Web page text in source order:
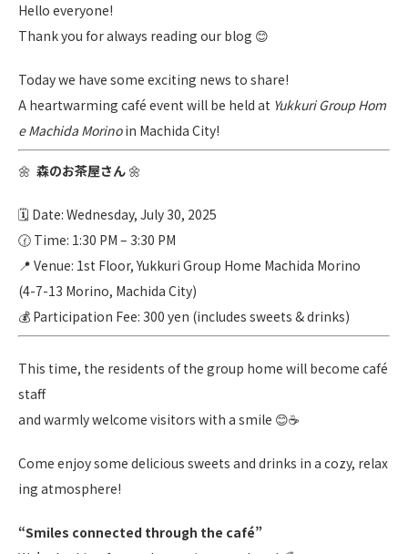
Hello everyone!
Thank you for always reading our blog 😊
Today we have some exciting news to share!
A heartwarming café event will be held at Yukkuri Group Hom
e Machida Morinoin Machida City!
🌼 森のお茶屋さん🌼
🗓 Date: Wednesday, July 30, 2025
🕜 Time: 1:30 PM – 3:30 PM
📍 Venue: 1st Floor, Yukkuri Group Home Machida Morino
(4-7-13 Morino, Machida City)
💰 Participation Fee: 300 yen (includes sweets & drinks)
This time, the residents of the group home will become café
staff
and warmly welcome visitors with a smile 😊☕
Come enjoy some delicious sweets and drinks in a cozy, relax
ing atmosphere!
“Smiles connected through the café”